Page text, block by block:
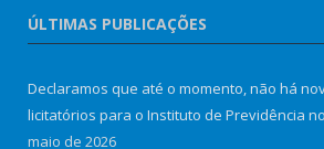
ÚLTIMAS PUBLICAÇÕES
Declaramos que até o momento, não há
licitatórios para o Instituto de Previdência
maio de 2026